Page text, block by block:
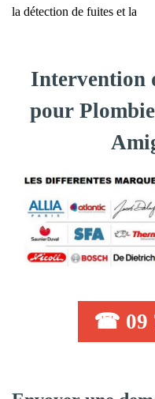
la détection de fuites et la
Intervention
pour
☎ 09